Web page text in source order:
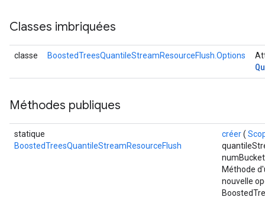
Classes imbriquées
classe BoostedTreesQuantileStreamResourceFlush.Options
Méthodes publiques
statique
BoostedTreesQuantileStreamResourceFlush
créer(
Méthode
nouvelle